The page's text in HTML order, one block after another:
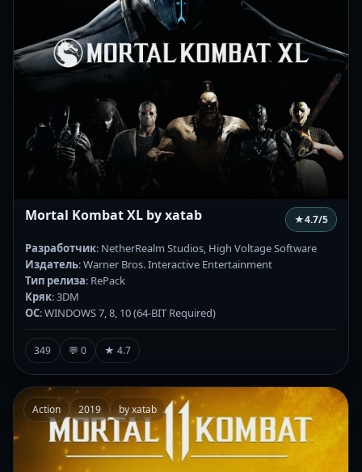
Mortal Kombat XL by xatab ★4.7/5
Разработчик: NetherRealm Studios, High Voltage Software
Издатель: Warner Bros. Interactive Entertainment
Тип релиза: RePack
Кряк: 3DM
ОС: WINDOWS 7, 8, 10 (64-BIT Required)
349 💬 0 ★ 4.7
Action 2019 by xatab